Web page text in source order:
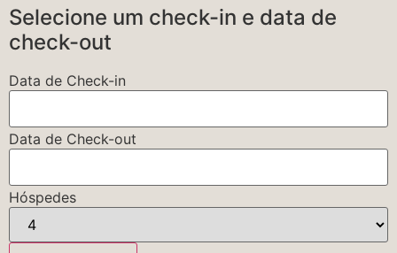
Selecione um check-in e data de
check-out
Data de Check-in
Data de Check-out
Hóspedes